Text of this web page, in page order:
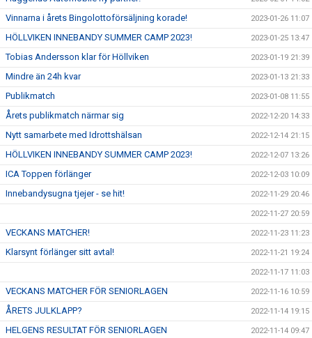
Vinnarna i årets Bingolottoförsäljning korade! 2023-01-26 11:07
HÖLLVIKEN INNEBANDY SUMMER CAMP 2023! 2023-01-25 13:47
Tobias Andersson klar för Höllviken 2023-01-19 21:39
Mindre än 24h kvar 2023-01-13 21:33
Publikmatch 2023-01-08 11:55
Årets publikmatch närmar sig 2022-12-20 14:33
Nytt samarbete med Idrottshälsan 2022-12-14 21:15
HÖLLVIKEN INNEBANDY SUMMER CAMP 2023! 2022-12-07 13:26
ICA Toppen förlänger 2022-12-03 10:09
Innebandysugna tjejer - se hit! 2022-11-29 20:46
2022-11-27 20:59
VECKANS MATCHER! 2022-11-23 11:23
Klarsynt förlänger sitt avtal! 2022-11-21 19:24
2022-11-17 11:03
VECKANS MATCHER FÖR SENIORLAGEN 2022-11-16 10:59
ÅRETS JULKLAPP? 2022-11-14 19:15
HELGENS RESULTAT FÖR SENIORLAGEN 2022-11-14 09:47